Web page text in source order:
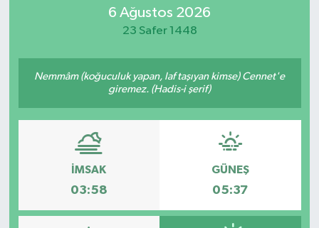
6 Ağustos 2026
23 Safer 1448
Nemmâm (koğuculuk yapan, laf taşıyan kimse) Cennet'e
giremez. (Hadis-i şerif)
İMSAK
03:58
GÜNEŞ
05:37
ÖZEL HABER
RESMİ İLANLAR
SAĞLIK
SİYASET